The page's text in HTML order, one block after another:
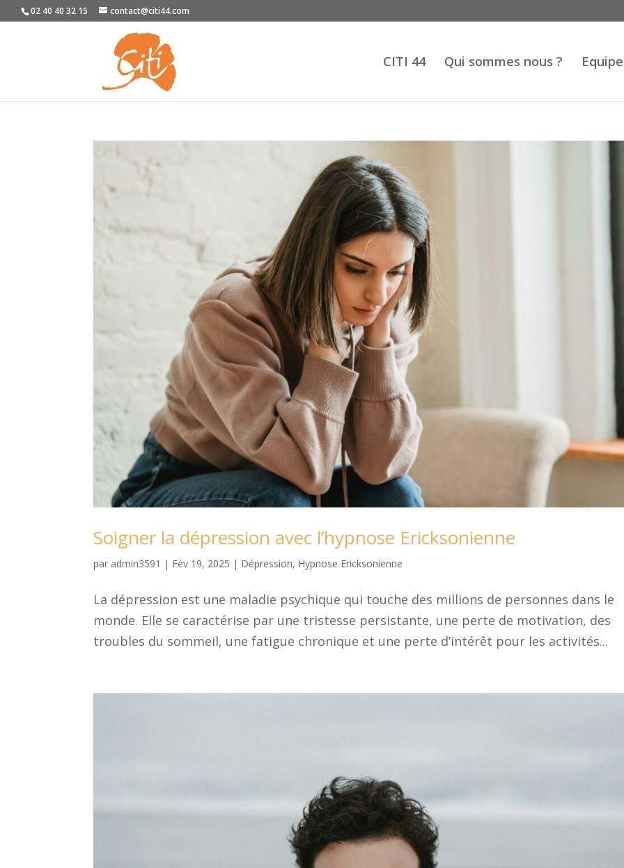
02 40 40 32 15 contact@citi44.com
CITI 44 Qui sommes nous ?
Soigner la dépression avec l’hypnose Ericksonienne
par admin3591 | Fév 19, 2025 | Dépression, Hypnose Ericksonienne
La dépression est une maladie psychique qui touche des millions de personnes dans le
monde. Elle se caractérise par une tristesse persistante, une perte de motivation, des
troubles du sommeil, une fatigue chronique et une perte d’intérêt pour les activités...